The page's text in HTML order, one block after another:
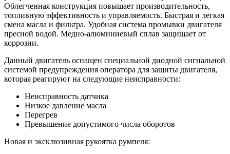
Облегченная конструкция повышает производительность,
топливную эффективность и управляемость. Быстрая и легкая
смена масла и фильтра. Удобная система промывки двигателя
пресной водой. Медно-алюминиевый сплав защищает от
коррозии.
Данный двигатель оснащен специальной диодной сигнальной
системой предупреждения оператора для защиты двигателя,
которая реагируют на следующие неисправности:
Неисправность датчика
Низкое давление масла
Перегрев
Превышение допустимого числа оборотов
Новая и эксклюзивная рукоятка румпеля: